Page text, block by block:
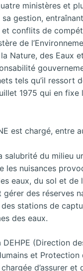
ministères et
gestion,
conflits de
de
Nature, des Eaux
tels qu’il ressort
1975 qui en fixe
est chargé, entre
salubrité du milieu
les nuisances
eaux, du sol et de
gérer des réserves
stations de
des eaux.
DEHPE (Direction
et Protection
d’assurer et